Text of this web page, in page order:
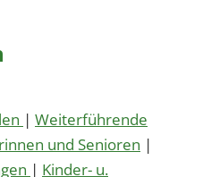
| Weiterführende
und Senioren |
| Kinder- u.